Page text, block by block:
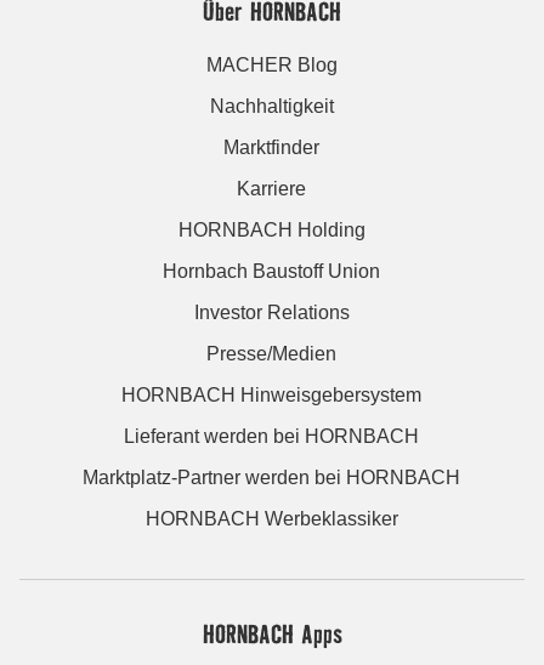
Über HORNBACH
MACHER Blog
Nachhaltigkeit
Marktfinder
Karriere
HORNBACH Holding
Hornbach Baustoff Union
Investor Relations
Presse/Medien
HORNBACH Hinweisgebersystem
Lieferant werden bei HORNBACH
Marktplatz-Partner werden bei HORNBACH
HORNBACH Werbeklassiker
HORNBACH Apps